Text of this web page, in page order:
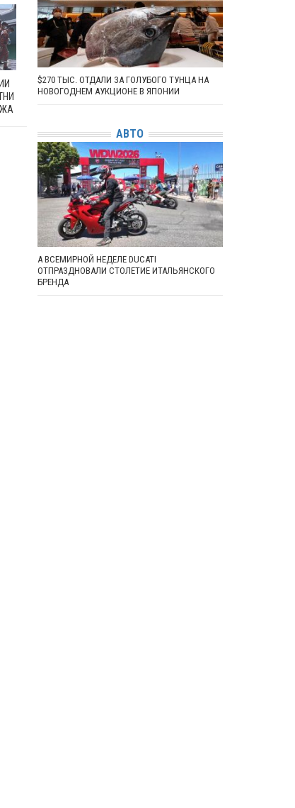
$270 ТЫС. ОТДАЛИ ЗА ГОЛУБОГО ТУНЦА НА
НОВОГОДНЕМ АУКЦИОНЕ В ЯПОНИИ
АВТО
А ВСЕМИРНОЙ НЕДЕЛЕ DUCATI
ОТПРАЗДНОВАЛИ СТОЛЕТИЕ ИТАЛЬЯНСКОГО
БРЕНДА